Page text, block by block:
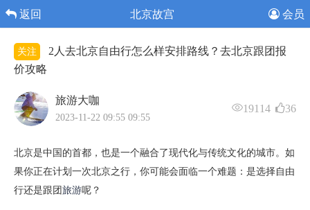
返回 北京故宫 会员
关注
2人去北京自由行怎么样安排路线？去北京跟团报
价攻略
旅游大咖
2023-11-22 09:55 09:55
19114 36
北京是中国的首都，也是一个融合了现代化与传统文化的城市。如
果你正在计划一次北京之行，你可能会面临一个难题：是选择自由
行还是跟团 旅游呢？